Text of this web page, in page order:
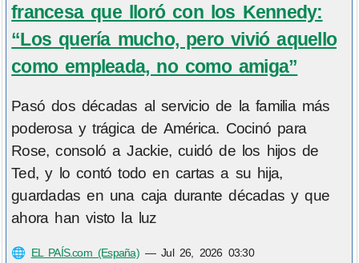
francesa que lloró con los Kennedy:
“Los quería mucho, pero vivió aquello
como empleada, no como amiga”
Pasó dos décadas al servicio de la familia más
poderosa y trágica de América. Cocinó para
Rose, consoló a Jackie, cuidó de los hijos de
Ted, y lo contó todo en cartas a su hija,
guardadas en una caja durante décadas y que
ahora han visto la luz
🌐 EL PAÍS.com (España)—Jul 26, 2026 03:30